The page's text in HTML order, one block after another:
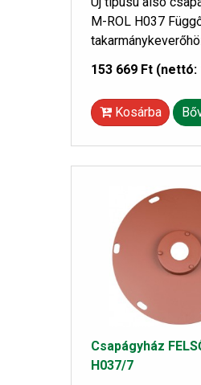
M-ROL H037
153 669 Ft (nettó:
Kosárba
Csapágyház
H037/7